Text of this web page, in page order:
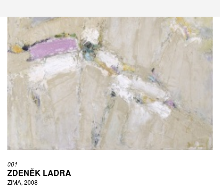
063
ZUZANA KRAJČOVIČOVÁ(1960)
ČERTÍK, 1999
kombinovaná technika na papíře | 59,3 x 42,3 cm | sign. Zuzana
Krajčovičová 1999
500 Kč
001
ZDENĚK LADRA
ZIMA, 2008